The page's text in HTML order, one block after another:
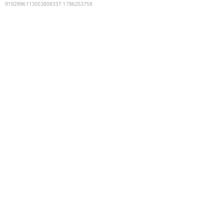
9192996113053808337:1786253758